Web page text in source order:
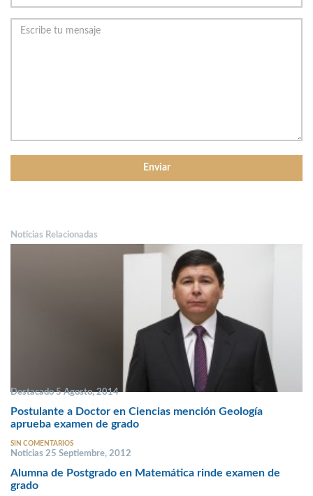
Noticias Relacionadas
Destacado 5 Agosto, 2014
Postulante a Doctor en Ciencias mención Geología
aprueba examen de grado
SIN COMENTARIOS
Noticias 25 Septiembre, 2012
Alumna de Postgrado en Matemática rinde examen de
grado